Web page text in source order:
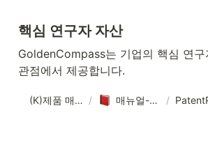
핵심 연구자 자산
GoldenCompass는 기업의 핵심 연
관점에서 제공합니다.